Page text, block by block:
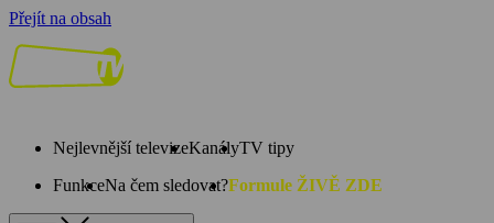
Přejít na obsah
Nejlevnější televizeKanályTV tipy
FunkceNa čem sledovat?Formule ŽIVĚ ZDE